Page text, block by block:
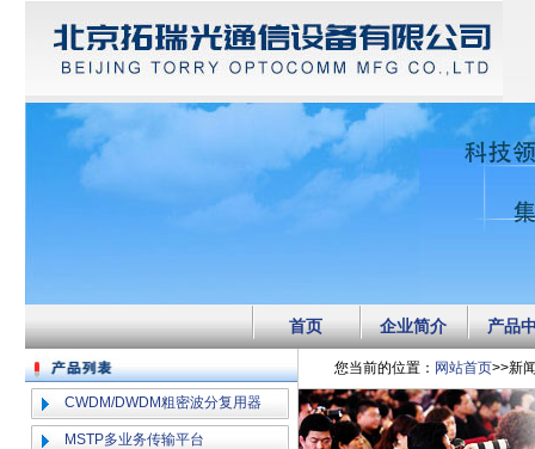
首页 企业简介 产品
CWDM/DWDM粗密波分复用器
MSTP多业务传输平台
您当前的位置： 网站首页>>新